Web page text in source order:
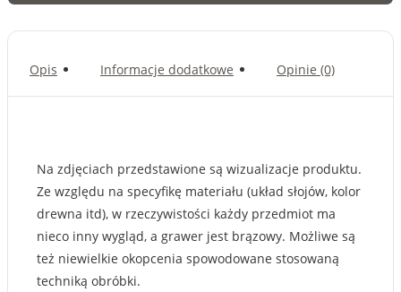
Opis Informacje dodatkowe Opinie (0)
Na zdjęciach przedstawione są wizualizacje produktu.
Ze względu na specyfikę materiału (układ słojów, kolor
drewna itd), w rzeczywistości każdy przedmiot ma
nieco inny wygląd, a grawer jest brązowy. Możliwe są
też niewielkie okopcenia spowodowane stosowaną
techniką obróbki.